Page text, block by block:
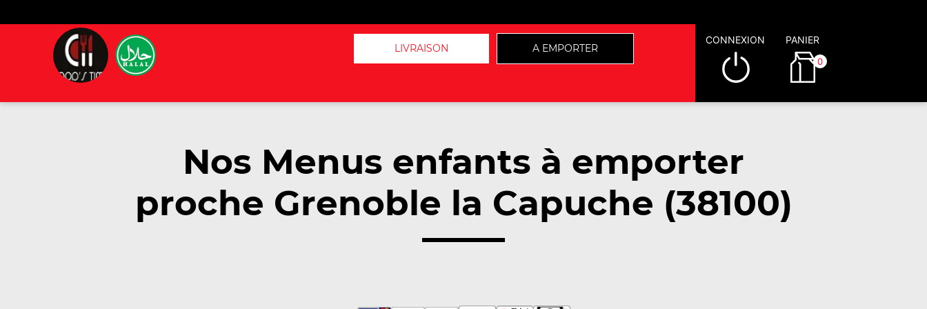
LIVRAISON A EMPORTER
CONNEXION PANIER
0
Nos Menus enfants à emporter
proche Grenoble la Capuche (38100)